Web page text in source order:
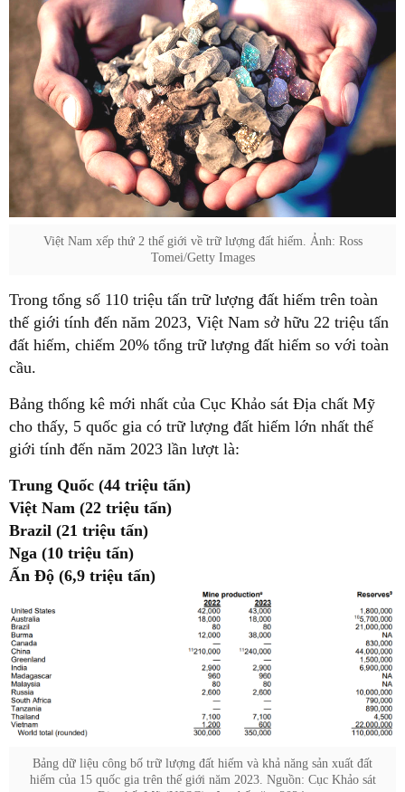
Việt Nam xếp thứ 2 thế giới về trữ lượng đất hiếm. Ảnh: Ross
Tomei/Getty Images
Trong tổng số 110 triệu tấn trữ lượng đất hiếm trên toàn
thế giới tính đến năm 2023, Việt Nam sở hữu 22 triệu tấn
đất hiếm, chiếm 20% tổng trữ lượng đất hiếm so với toàn
cầu.
Bảng thống kê mới nhất của Cục Khảo sát Địa chất Mỹ
cho thấy, 5 quốc gia có trữ lượng đất hiếm lớn nhất thế
giới tính đến năm 2023 lần lượt là:
Trung Quốc (44 triệu tấn)
Việt Nam (22 triệu tấn)
Brazil (21 triệu tấn)
Nga (10 triệu tấn)
Ấn Độ (6,9 triệu tấn)
Bảng dữ liệu công bố trữ lượng đất hiếm và khả năng sản xuất đất
hiếm của 15 quốc gia trên thế giới năm 2023. Nguồn: Cục Khảo sát